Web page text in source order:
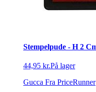
Stempelpude - H 2
44,95 kr.På lager
Gucca Fra PriceRunner